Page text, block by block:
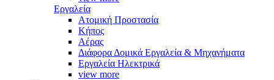
Εργαλεία
Aτομική Προστασία
Kήπος
Αέρας
Διάφορα Δομικά Εργαλεία & Μηχανήματα
Εργαλεία Ηλεκτρικά
view more